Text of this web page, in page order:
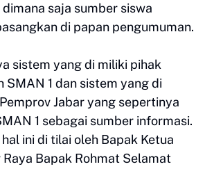
saja sumber siswa
di papan pengumuman.
sistem yang di miliki pihak
SMAN 1 dan sistem yang di
Jabar yang sepertinya
1 sebagai sumber informasi.
ini di tilai oleh Bapak Ketua
Raya Bapak Rohmat Selamat